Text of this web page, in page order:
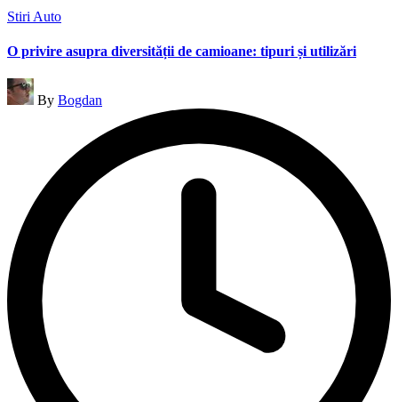
Posted
Stiri Auto
O privire asupra diversității de camioane: tipuri și utilizări
Posted
by
By Bogdan